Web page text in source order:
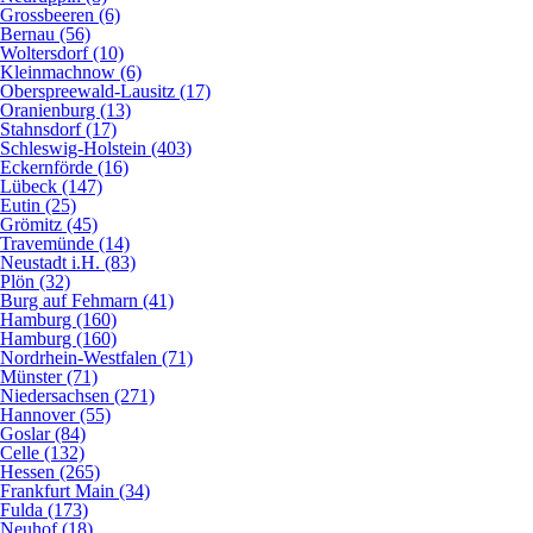
Grossbeeren (6)
Bernau (56)
Woltersdorf (10)
Kleinmachnow (6)
Oberspreewald-Lausitz (17)
Oranienburg (13)
Stahnsdorf (17)
Schleswig-Holstein (403)
Eckernförde (16)
Lübeck (147)
Eutin (25)
Grömitz (45)
Travemünde (14)
Neustadt i.H. (83)
Plön (32)
Burg auf Fehmarn (41)
Hamburg (160)
Hamburg (160)
Nordrhein-Westfalen (71)
Münster (71)
Niedersachsen (271)
Hannover (55)
Goslar (84)
Celle (132)
Hessen (265)
Frankfurt Main (34)
Fulda (173)
Neuhof (18)